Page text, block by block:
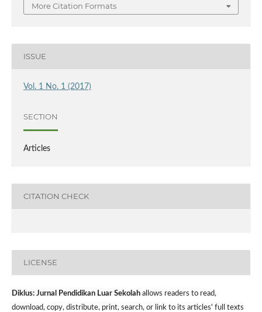
More Citation Formats
ISSUE
Vol. 1 No. 1 (2017)
SECTION
Articles
CITATION CHECK
LICENSE
Diklus: Jurnal Pendidikan Luar Sekolah allows readers to read,
download, copy, distribute, print, search, or link to its articles' full texts